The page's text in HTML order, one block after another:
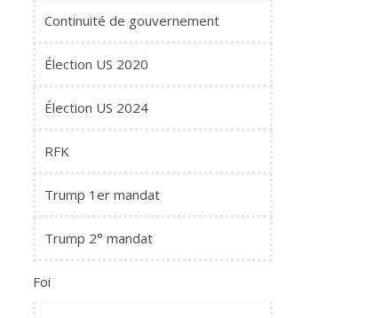
Continuité de gouvernement
Élection US 2020
Élection US 2024
RFK
Trump 1er mandat
Trump 2° mandat
Foi